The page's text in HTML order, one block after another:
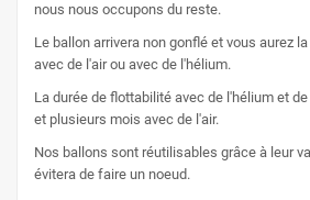
nous nous occupons du reste.
Le ballon arrivera non gonflé et vous aurez
avec de l'air ou avec de l'hélium.
La durée de flottabilité avec de l'hélium et
et plusieurs mois avec de l'air.
Nos ballons sont réutilisables grâce à leur
évitera de faire un noeud.